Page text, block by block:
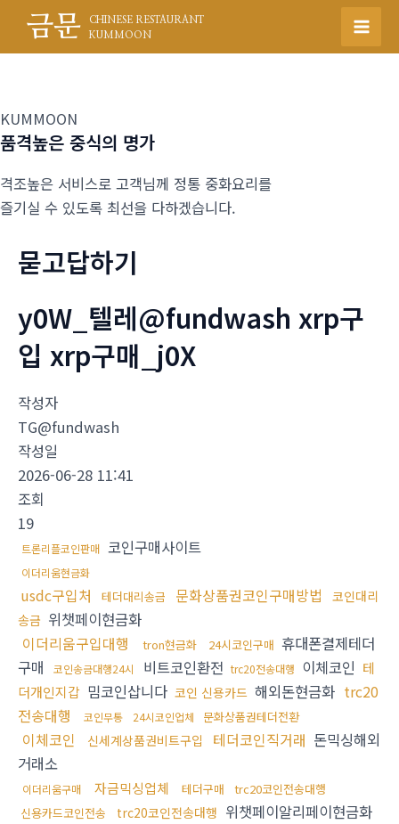
츠
너
뛰
기
금문
CHINESE RESTAURANT
KUMMOON
Main
KUMMOON
품격높은 중식의 명가
격조높은 서비스로 고객님께 정통 중화요리를
즐기실 수 있도록 최선을 다하겠습니다.
묻고답하기
y0W_텔레@fundwash xrp구
입 xrp구매_j0X
작성자
TG@fundwash
작성일
2026-06-28 11:41
조회
19
트론리플코인판매 코인구매사이트
이더리움현금화
usdc구입처 테더대리송금 문화상품권코인구매방법
코인대리
송금 위챗페이현금화
이더리움구입대행
tron현금화 24시코인구매 휴대폰결제테더
구매
코인송금대행24시 비트코인환전 trc20전송대행 이체코인 테
더개인지갑 밈코인삽니다 코인 신용카드 해외돈현금화 trc20
전송대행
코인무통 24시코인업체 문화상품권테더전환
이체코인 신세계상품권비트구입 테더코인직거래 돈믹싱해외
거래소
이더리움구매 자금믹싱업체 테더구매
trc20코인전송대행
신용카드코인전송
trc20코인전송대행 위챗페이알리페이현금화